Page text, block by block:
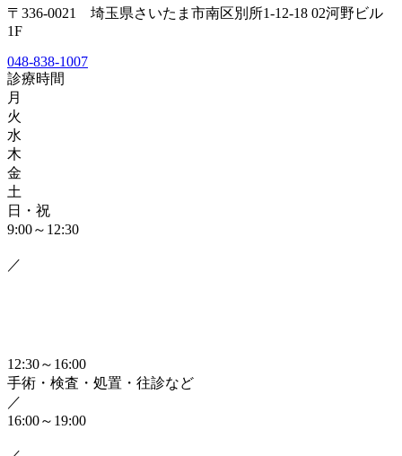
〒336-0021 埼玉県さいたま市南区別所1-12-18 02河野ビル
1F
048-838-1007
診療時間
月
火
水
木
金
土
日・祝
9:00～12:30
／
12:30～16:00
手術・検査・処置・往診など
／
16:00～19:00